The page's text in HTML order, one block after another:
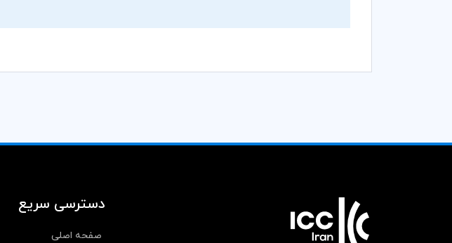
دسترسی سریع
صفحه اصلی